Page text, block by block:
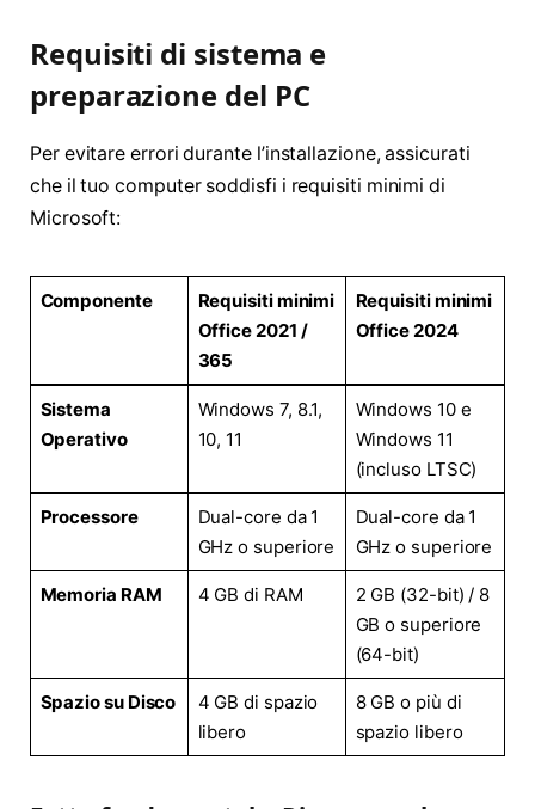
Requisiti di sistema e
preparazione del PC
Per evitare errori durante l’installazione, assicurati
che il tuo computer soddisfi i requisiti minimi di
Microsoft:
Componente
Requisiti minimi
Office 2021 /
365
Requisiti minimi
Office 2024
Sistema
Operativo
Windows 7, 8.1,
10, 11
Windows 10 e
Windows 11
(incluso LTSC)
Processore
Dual-core da 1
GHz o superiore
Dual-core da 1
GHz o superiore
Memoria RAM 4 GB di RAM
2 GB (32-bit) / 8
GB o superiore
(64-bit)
Spazio su Disco
4 GB di spazio
libero
8 GB o più di
spazio libero